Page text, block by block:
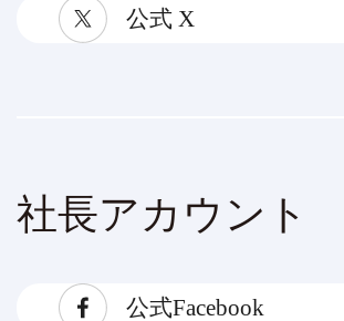
公式 X
社長アカウント
公式Facebook